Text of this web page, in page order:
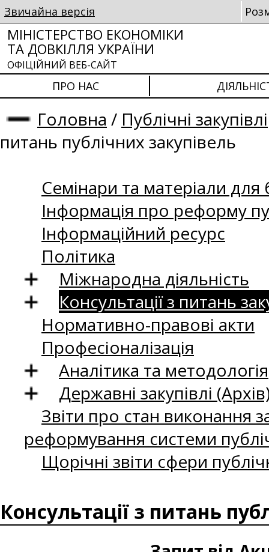
Звичайна версія
МІНІСТЕРСТВО ЕКОНОМІКИ
ТА ДОВКІЛЛЯ УКРАЇНИ
ОФІЦІЙНИЙ ВЕБ-САЙТ
ПРО НАС
Головна / Публічні закупівлі
питань публічних закупівель
Семінари та матеріали для
Інформація про реформу
Інформаційний ресурс
Політика
Міжнародна діяльність
Консультації з питань
Нормативно-правові акти
Професіоналізація
Аналітика та методологія
Державні закупівлі
Звіти про стан виконання
реформування системи
Щорічні звіти сфери
Консультації з питань